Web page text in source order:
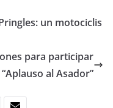
un motociclis
para participar
al Asador”